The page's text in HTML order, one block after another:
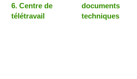
6. Centre de
télétravail
documents
techniques